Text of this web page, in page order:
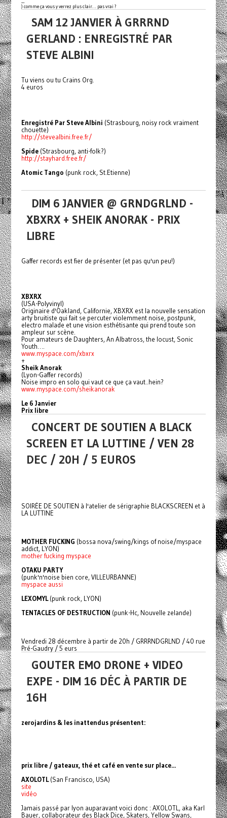
…
) comme ça vous y verrez plus clair… pas vrai ?
SAM 12 JANVIER À GRRRND
GERLAND : ENREGISTRÉ PAR
STEVE ALBINI
Tu viens ou tu Crains Org.
4 euros
Enregistré Par Steve Albini (Strasbourg, noisy rock vraiment
chouette)
http://stevealbini.free.fr/
Spide (Strasbourg, anti-folk?)
http://stayhard.free.fr/
Atomic Tango (punk rock, St.Etienne)
DIM 6 JANVIER @ GRNDGRLND -
XBXRX + SHEIK ANORAK - PRIX
LIBRE
Gaffer records est fier de présenter (et pas qu'un peu!)
XBXRX
(USA-Polyvinyl)
Originaire d'Oakland, Californie, XBXRX est la nouvelle sensation
arty bruitiste qui fait se percuter violemment noise, postpunk,
electro malade et une vision esthétisante qui prend toute son
ampleur sur scène.
Pour amateurs de Daughters, An Albatross, the locust, Sonic
Youth….
www.myspace.com/xbxrx
+
Sheik Anorak
(Lyon-Gaffer records)
Noise impro en solo qui vaut ce que ça vaut..hein?
www.myspace.com/sheikanorak
Le 6 Janvier
Prix libre
CONCERT DE SOUTIEN A BLACK
SCREEN ET LA LUTTINE / VEN 28
DEC / 20H / 5 EUROS
SOIRÉE DE SOUTIEN à l'atelier de sérigraphie BLACKSCREEN et à
LA LUTTINE
MOTHER FUCKING (bossa nova/swing/kings of noise/myspace
addict, LYON)
mother fucking myspace
OTAKU PARTY
(punk'n'noise bien core, VILLEURBANNE)
myspace aussi
LEXOMYL(punk rock, LYON)
TENTACLES OF DESTRUCTION (punk-Hc, Nouvelle zelande)
Vendredi 28 décembre à partir de 20h / GRRRNDGRLND / 40 rue
Pré-Gaudry / 5 eurs
GOUTER EMO DRONE + VIDEO
EXPE - DIM 16 DÉC À PARTIR DE
16H
zerojardins & les inattendus présentent:
prix libre / gateaux, thé et café en vente sur place...
AXOLOTL(San Francisco, USA)
site
vidéo
Jamais passé par lyon auparavant voici donc : AXOLOTL, aka Karl
Bauer, collaborateur des Black Dice, Skaters, Yellow Swans,